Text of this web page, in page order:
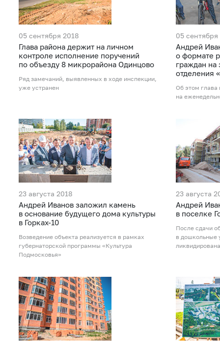
05 сентября 2018
Глава района держит на личном
контроле исполнение поручений
по объезду 8 микрорайона Одинцово
Ряд замечаний, выявленных в ходе инспекции,
уже устранен
05 сентября
Андрей
о формате
граждан на
отделения
Об этом глава
на
23 августа 2018
Андрей Иванов заложил камень
в основание будущего дома культуры
в Горках-10
Возведение объекта реализуется в рамках
губернаторской программы «Культура
Подмосковья»
23 августа
Андрей
в поселке
После сдачи
в дошкольные
ликвидирована